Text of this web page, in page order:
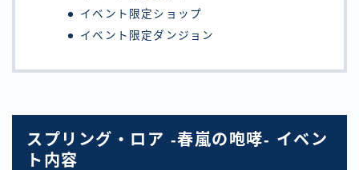
イベント限定ショップ
イベント限定ダンジョン
スプリング・ロア -春嵐の咆哮- イベン
ト内容